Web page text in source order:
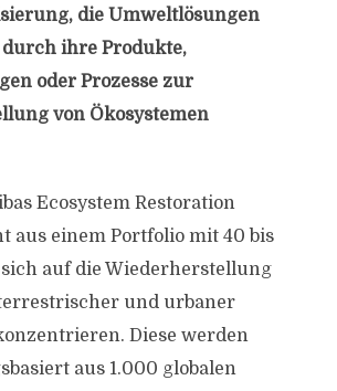
die Umweltlösungen
ihre Produkte,
oder Prozesse zur
von Ökosystemen
Ecosystem Restoration
aus einem Portfolio mit 40 bis
auf die Wiederherstellung
und urbaner
Diese werden
aus 1.000 globalen